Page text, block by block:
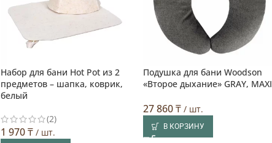
Набор для бани Hot Pot из 2
предметов – шапка, коврик,
белый
(2)
1 970₸ / шт.
Подушка для бани Woodson
«Второе дыхание» GRAY, MAXI
27 860₸ / шт.
В КОРЗИНУ